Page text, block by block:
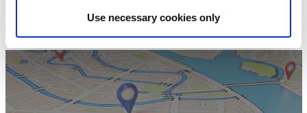
Use necessary cookies only
Länsstyrelsen Västra Götaland
010 224 40 00
Hemsida: